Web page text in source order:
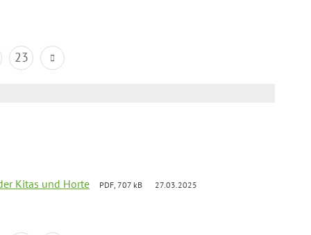
23
Kitas und Horte PDF, 707 kB 27.03.2025